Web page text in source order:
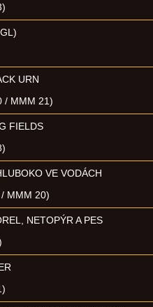
URN
/ MMM 21)
FIELDS
VE VODÁCH
MMM 20)
NETOPÝR A PES